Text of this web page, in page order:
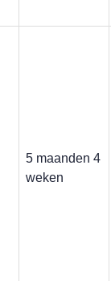
5 maanden 4
weken